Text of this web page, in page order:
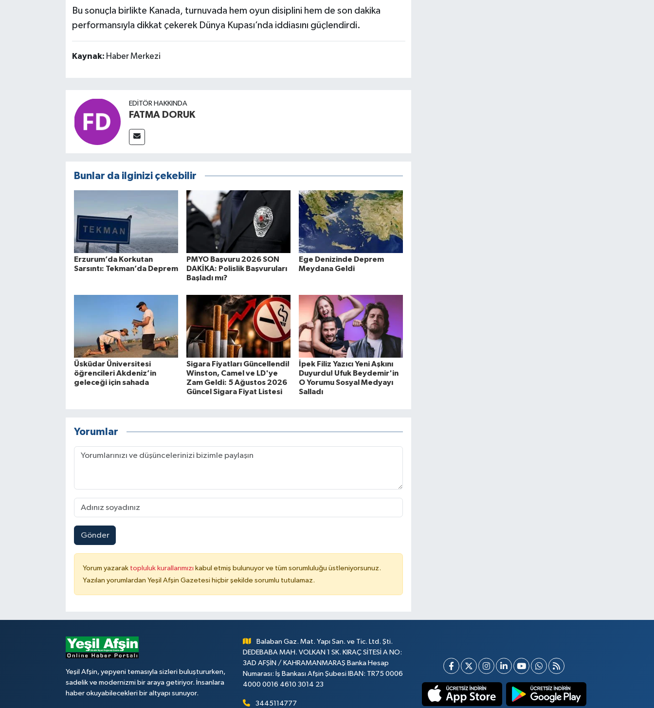
Bu sonuçla birlikte Kanada, turnuvada hem oyun disiplini hem de son dakika
performansıyla dikkat çekerek Dünya Kupası’nda iddiasını güçlendirdi.
Kaynak: Haber Merkezi
EDITÖR HAKKINDA
FATMA DORUK
Bunlar da ilginizi çekebilir
Erzurum’da Korkutan
Sarsıntı: Tekman’da Deprem
PMYO Başvuru 2026 SON
DAKİKA: Polislik Başvuruları
Başladı mı?
Ege Denizinde Deprem
Meydana Geldi
Üsküdar Üniversitesi
öğrencileri Akdeniz’in
geleceği için sahada
Sigara Fiyatları Güncellendi!
Winston, Camel ve LD'ye
Zam Geldi: 5 Ağustos 2026
Güncel Sigara Fiyat Listesi
İpek Filiz Yazıcı Yeni Aşkını
Duyurdu! Ufuk Beydemir'in
O Yorumu Sosyal Medyayı
Salladı
Yorumlar
Gönder
Yorum yazarak topluluk kurallarımızı kabul etmiş bulunuyor ve tüm sorumluluğu üstleniyorsunuz.
Yazılan yorumlardan Yeşil Afşin Gazetesi hiçbir şekilde sorumlu tutulamaz.
Yeşil Afşin, yepyeni temasıyla sizleri buluştururken,
sadelik ve modernizmi bir araya getiriyor. İnsanlara
haber okuyabilecekleri bir altyapı sunuyor.
Balaban Gaz. Mat. Yapı San. ve Tic. Ltd. Şti.
DEDEBABA MAH. VOLKAN 1 SK. KIRAÇ SİTESİ A NO:
3AD AFŞİN / KAHRAMANMARAŞ Banka Hesap
Numarası: İş Bankası Afşin Şubesi IBAN: TR75 0006
4000 0016 4610 3014 23
3445114777